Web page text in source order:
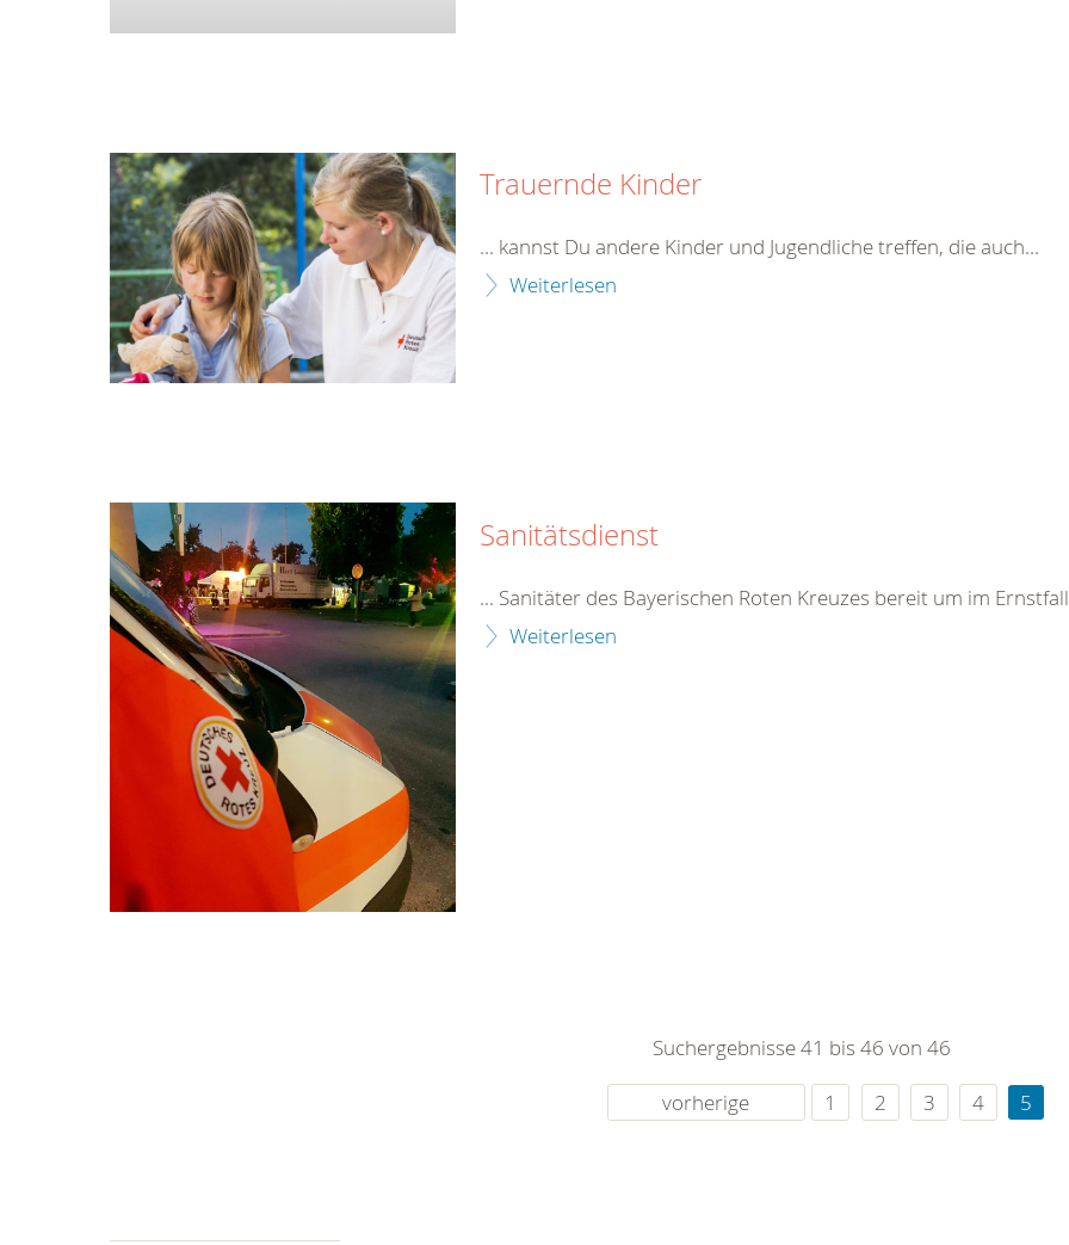
Trauernde Kinder
... kannst Du andere Kinder und Jugendliche treffen, die auch...
Weiterlesen
Sanitätsdienst
... Sanitäter des Bayerischen Roten Kreuzes bereit um im
Weiterlesen
Suchergebnisse 41 bis 46 von 46
vorherige
1 2 3 4 5